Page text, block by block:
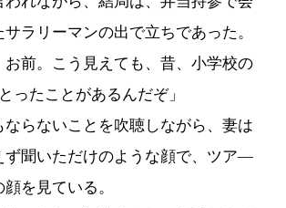
ラリーマンの出で立ちであった。
お前。こう見えても、昔、小学校の
ったことがあるんだぞ」
らないことを吹聴しながら、妻は
ず聞いただけのような顔で、ツア―
を見ている。